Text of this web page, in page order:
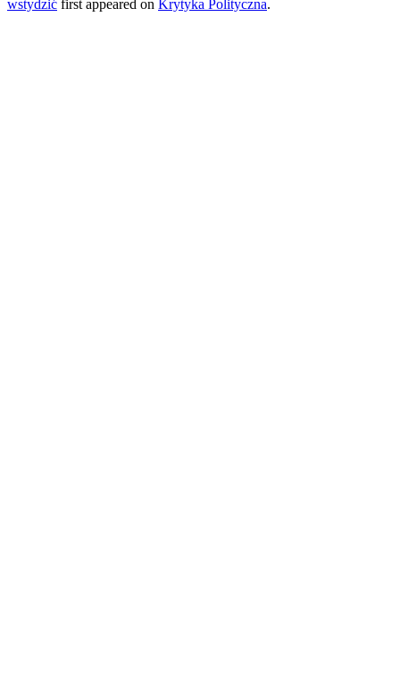
wstydzić first appeared on Krytyka Polityczna.